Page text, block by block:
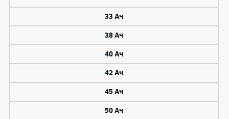
33 Ач
38 Ач
40 Ач
42 Ач
45 Ач
50 Ач